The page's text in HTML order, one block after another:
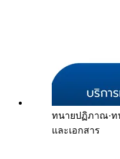
ทนายปฏิภาณ·ท
และเอกสาร